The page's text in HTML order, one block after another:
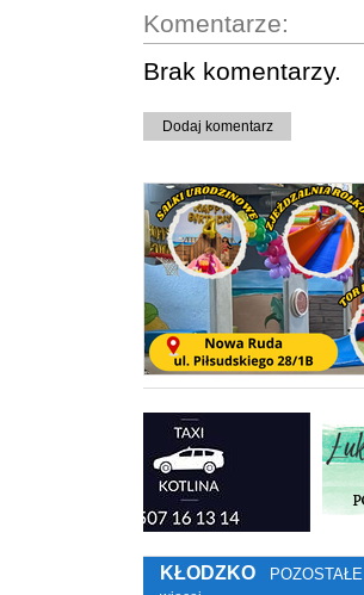
Komentarze:
Brak komentarzy.
Dodaj komentarz
KŁODZKO POZOSTAŁE